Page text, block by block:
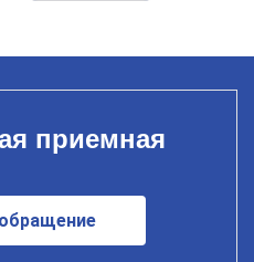
приемная